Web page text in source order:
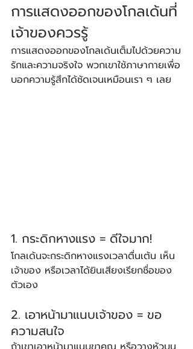
การแสดงออกของโกลเด้นที่
เจ้าของควรรู้
การแสดงออกของโกลเด้นเต็มไปด้วยความ
รักและความจริงใจ พวกเขาใช้ภาษากายเพื่อ
บอกความรู้สึกได้ชัดเจนเหมือนเรา ๆ เลย
1. กระดิกหางแรง = ดีใจมาก!
โกลเด้นจะกระดิกหางแรงเวลาตื่นเต้น เห็น
เจ้าของ หรือเวลาได้ยินเสียงเรียกชื่อของ
ตัวเอง
2. เอาหน้ามาแนบเจ้าของ = ขอ
ความสนใจ